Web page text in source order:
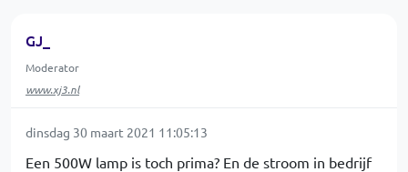
GJ_
Moderator
www.xj3.nl
dinsdag 30 maart 2021 11:05:13
Een 500W lamp is toch prima? En de stroom in bedrijf